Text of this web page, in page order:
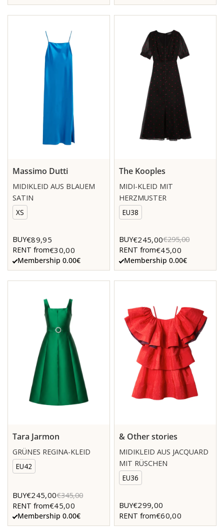
Massimo Dutti
MIDIKLEID AUS BLAUEM
SATIN
XS
BUY€89,95
RENT from€30,00
Membership 0.00€
The Kooples
MIDI-KLEID MIT
HERZMUSTER
EU38
BUY€245,00€295,00
RENT from€45,00
Membership 0.00€
Tara Jarmon
GRÜNES REGINA-KLEID
EU42
BUY€245,00€345,00
RENT from€45,00
Membership 0.00€
& Other stories
MIDIKLEID AUS JACQUARD
MIT RÜSCHEN
EU36
BUY€299,00
RENT from€60,00